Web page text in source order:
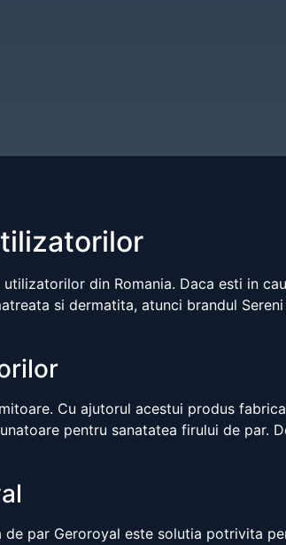
din Romania. Daca esti in
si dermatita, atunci brandul
Cu ajutorul acestui produs
pentru sanatatea firului de par.
par Geroroyal este solutia potrivita